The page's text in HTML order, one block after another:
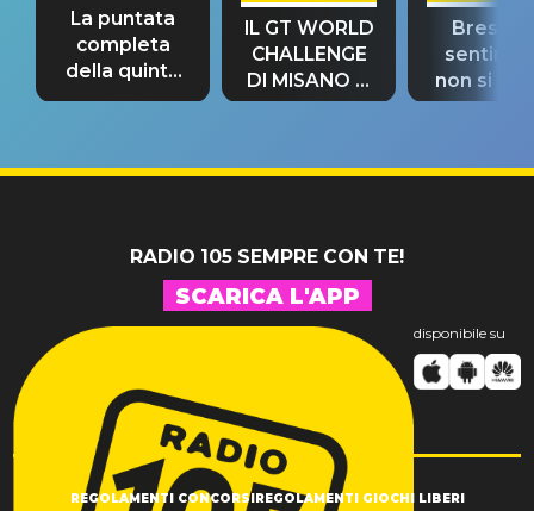
La puntata
completa
della quinta
tappa
IL GT WORLD
CHALLENGE
DI MISANO si
riconferma
Bresh:
non si
fino alla
RADIO 105 SEMPRE CON TE!
SCARICA L'APP
disponibile su
REGOLAMENTI CONCORSI REGOLAMENTI GIOCHI LIBERI